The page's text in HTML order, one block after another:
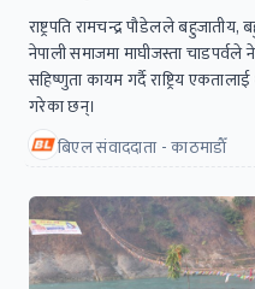
राष्ट्रपति रामचन्द्र पौडेलले
नेपाली समाजमा माघीजस्ता
सहिष्णुता कायम गर्दै राष्ट्रिय
गरेका छन्।
बिएल संवाददाता - काठमाडाैँ